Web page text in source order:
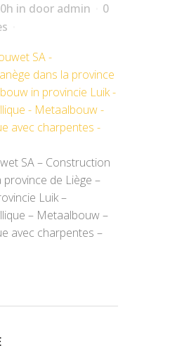
in door admin
0
SA – Construction
de Liège –
Luik –
– Metaalbouw –
avec charpentes –